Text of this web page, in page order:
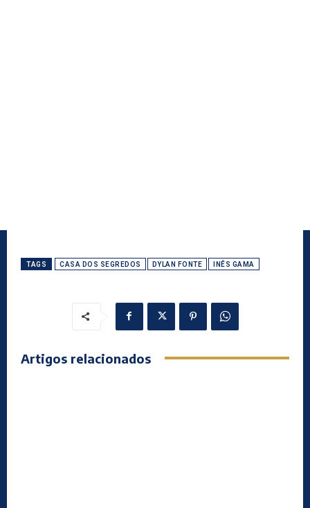
TAGS CASA DOS SEGREDOS DYLAN FONTE INÊS GAMA
Artigos relacionados